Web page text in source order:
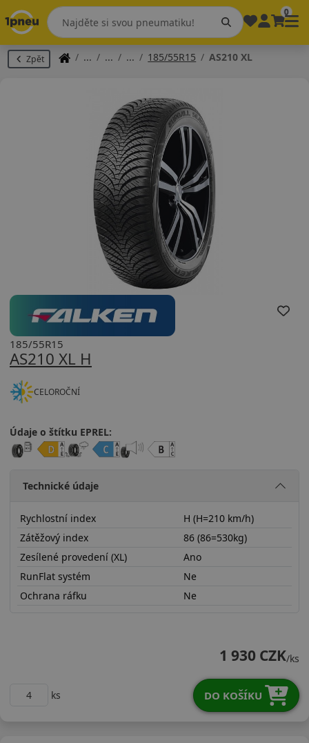
0
Zpět 185/55R15 AS210 XL
AS210 XL H
185/55R15
CELOROČNÍ
Údaje o štítku EPREL:
Technické údaje
Rychlostní index
H (H=210 km/h)
Zátěžový index
86 (86=530kg)
Zesílené provedení (XL)
Ano
RunFlat systém
Ne
Ochrana ráfku
Ne
1 930 CZK/ks
ks DO KOŠÍKU